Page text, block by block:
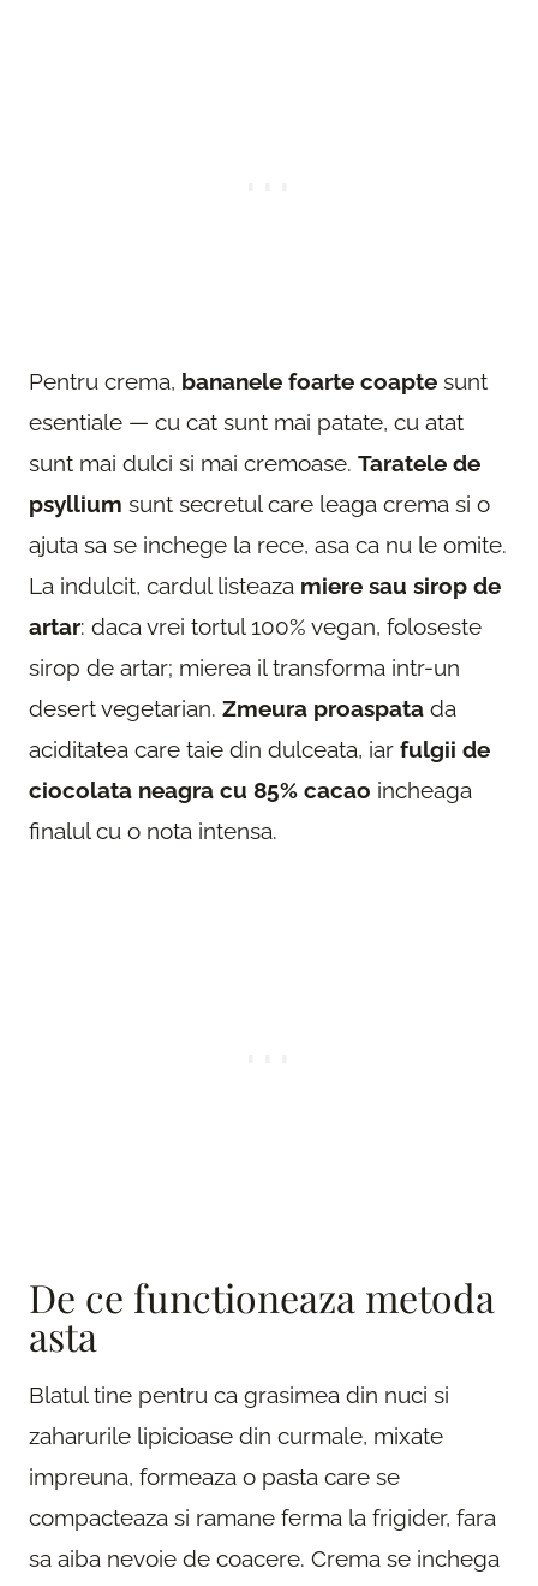
Pentru crema, bananele foarte coapte sunt
esentiale — cu cat sunt mai patate, cu atat
sunt mai dulci si mai cremoase. Taratele de
psyllium sunt secretul care leaga crema si o
ajuta sa se inchege la rece, asa ca nu le omite.
La indulcit, cardul listeaza miere sau sirop de
artar: daca vrei tortul 100% vegan, foloseste
sirop de artar; mierea il transforma intr-un
desert vegetarian. Zmeura proaspata da
aciditatea care taie din dulceata, iar fulgii de
ciocolata neagra cu 85% cacao incheaga
finalul cu o nota intensa.
De ce functioneaza metoda
asta
Blatul tine pentru ca grasimea din nuci si
zaharurile lipicioase din curmale, mixate
impreuna, formeaza o pasta care se
compacteaza si ramane ferma la frigider, fara
sa aiba nevoie de coacere. Crema se inchega